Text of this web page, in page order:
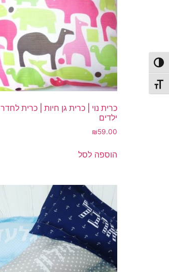
הפעל/כבה ניגודיות גבוהה
מתג גודל גופן
כרית נוי | כרית גן חיות | כרית לחדר
ילדים
₪59.00
הוספה לסל